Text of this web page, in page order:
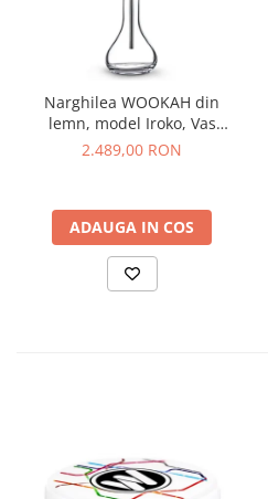
Narghilea WOOKAH din
lemn, model Iroko, Vas
Transparet
2.489,00 RON
ADAUGA IN COS